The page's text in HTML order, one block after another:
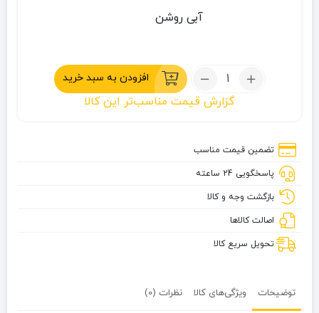
آبی روشن
تعداد:
آویز
کینگ
کمپ
مدل
Mesh
افزودن به سبد خرید
گزارش قیمت مناسب‌تر این کالا
تضمین قیمت مناسب
پاسخگویی 24 ساعته
بازگشت وجه و کالا
اصالت کالاها
تحویل سریع کالا
توضیحات ویژگی‌های کالا نظرات (0)